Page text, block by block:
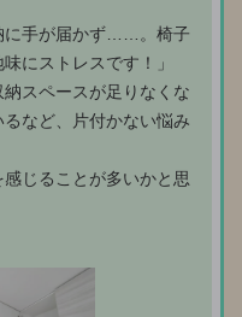
に手が届かず……。椅子
にストレスです！」
スペースが足りなくな
など、片付かない悩み
感じることが多いかと思